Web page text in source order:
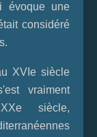
évoque une
considéré
XVIe siècle
vraiment
siècle,